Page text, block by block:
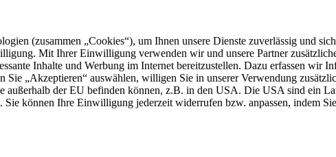
(zusammen „Cookies“), um Ihnen unsere Dienste zuverlässig und
Mit Ihrer Einwilligung verwenden wir und unsere Partner
Inhalte und Werbung im Internet bereitzustellen. Dazu erfassen wir
Sie „Akzeptieren“ auswählen, willigen Sie in unserer Verwendung
außerhalb der EU befinden können, z.B. in den USA. Die USA sind ein
Sie können Ihre Einwilligung jederzeit widerrufen bzw. anpassen, indem